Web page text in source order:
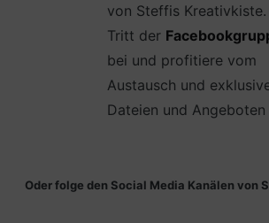
von Steffis Kreativkiste.
Tritt der
bei und profitiere vom
Austausch und
Dateien und Angeboten
Oder folge den Social Media Kanälen von